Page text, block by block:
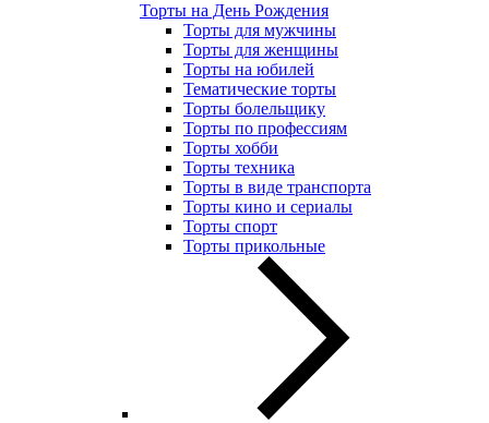
Торты на День Рождения
Торты для мужчины
Торты для женщины
Торты на юбилей
Тематические торты
Торты болельщику
Торты по профессиям
Торты хобби
Торты техника
Торты в виде транспорта
Торты кино и сериалы
Торты спорт
Торты прикольные